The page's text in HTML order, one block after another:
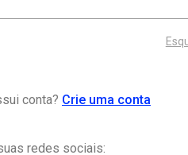
conta? Crie uma conta
redes sociais: